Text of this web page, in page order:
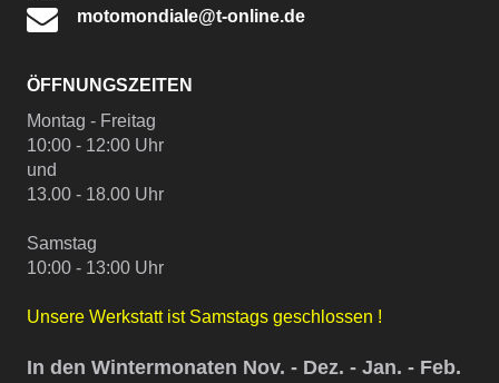
motomondiale@t-online.de
ÖFFNUNGSZEITEN
Montag - Freitag
10:00 - 12:00 Uhr
und
13.00 - 18.00 Uhr
Samstag
10:00 - 13:00 Uhr
Unsere Werkstatt ist Samstags geschlossen !
In den Wintermonaten Nov. - Dez. - Jan. - Feb.